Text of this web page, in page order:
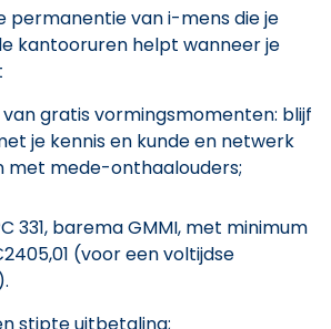
permanentie van i-mens die je
kantooruren helpt wanneer je
van gratis vormingsmomenten: blijf
je kennis en kunde en netwerk
met mede-onthaalouders;
331, barema GMMI, met minimum
(voor een voltijdse
stipte uitbetaling;